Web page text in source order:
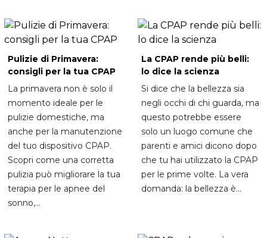
Pulizie di Primavera:
consigli per la tua CPAP
La primavera non è solo il
momento ideale per le
pulizie domestiche, ma
anche per la manutenzione
del tuo dispositivo CPAP.
Scopri come una corretta
pulizia può migliorare la tua
terapia per le apnee del
sonno,...
La CPAP rende più belli:
lo dice la scienza
Si dice che la bellezza sia
negli occhi di chi guarda, ma
questo potrebbe essere
solo un luogo comune che
parenti e amici dicono dopo
che tu hai utilizzato la CPAP
per le prime volte. La vera
domanda: la bellezza è...